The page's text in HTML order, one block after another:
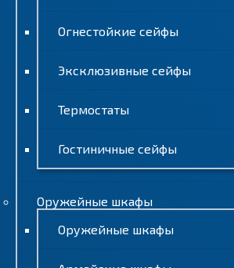
Огнестойкие сейфы
Эксклюзивные сейфы
Термостаты
Гостиничные сейфы
Оружейные шкафы
Оружейные шкафы